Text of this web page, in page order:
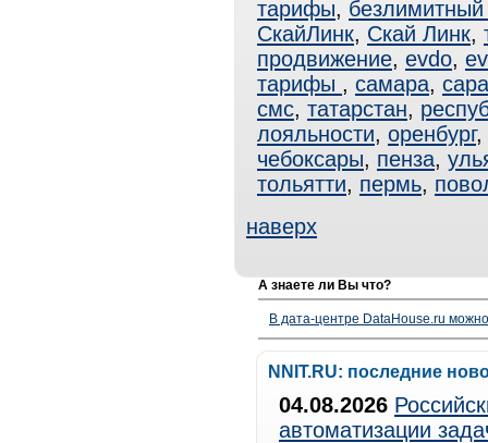
тарифы,
СкайЛинк, Скай Линк,
продвижение, evdo,
тарифы , самара,
смс, татарстан,
лояльности, оренбург,
чебоксары, пенза,
тольятти, пермь,
наверх
А знаете ли Вы что?
В дата-центре DataHouse.ru
NNIT.RU: последние
04.08.2026
автоматизации